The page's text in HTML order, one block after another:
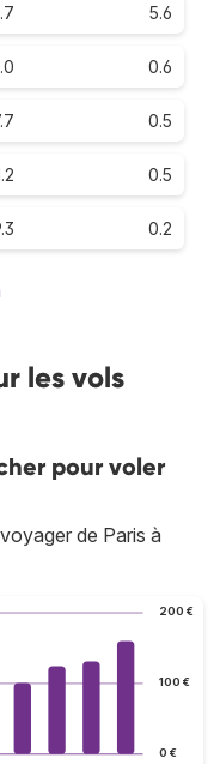
5.6
0.6
0.5
0.5
0.2
les vols
pour voler
de Paris à
0 €
100 €
200 €